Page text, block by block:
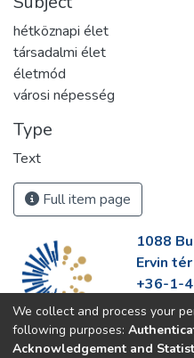
hétköznapi élet
társadalmi élet
életmód
városi népesség
Type
Text
Full item page
1088
Ervin
+36-1-
https://
We collect and process your
following purposes:
Acknowledgement and